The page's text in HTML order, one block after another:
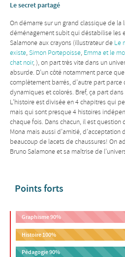
Le secret partagé
On démarre sur un grand classique de la
déménagement subit qui déstabilise les
Salamone aux crayons (illustrateur de Le
existe,Simon Portepoisse, Emma et le
chat noir, ), on part très vite dans un
absurde. D’un côté notamment parce
complètement barrés, d’autre part parce
dynamiques et colorés. Bref, ça part dans
L’histoire est divisée en 4 chapitres qui
mais qui sont presque 4 histoires
chaque fois. Dans chacun, il est
Mona mais aussi d’amitié, d’acceptation
beaucoup de lacets de chaussures! On
Bruno Salamone et sa maîtrise de
Points forts
Graphisme90%
Histoire100%
Pédagogie90%